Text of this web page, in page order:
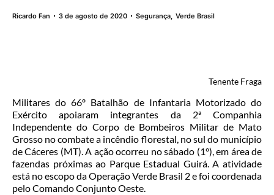
Ricardo Fan 3 de agosto de 2020 Segurança,Verde Brasil
Tenente Fraga
Militares do 66º Batalhão de Infantaria Motorizado do
Exército apoiaram integrantes da 2ª Companhia
Independente do Corpo de Bombeiros Militar de Mato
Grosso no combate a incêndio florestal, no sul do município
de Cáceres (MT). A ação ocorreu no sábado (1°), em área de
fazendas próximas ao Parque Estadual Guirá. A atividade
está no escopo da Operação Verde Brasil 2 e foi coordenada
pelo Comando Conjunto Oeste.